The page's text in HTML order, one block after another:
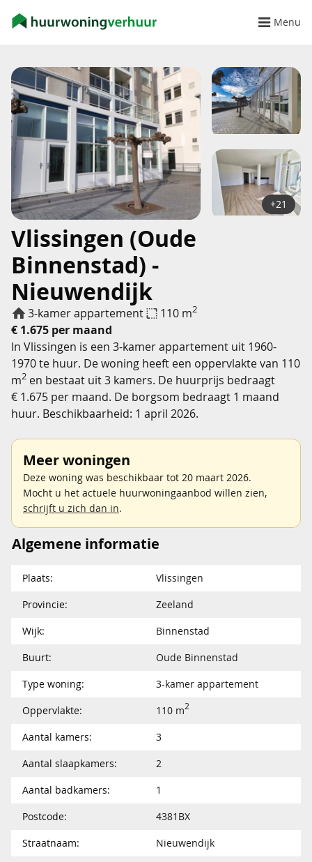
Menu
Vlissingen (Oude
Binnenstad) -
Nieuwendijk
3-kamer appartement 110 m2
€ 1.675 per maand
+21
In Vlissingen is een 3-kamer appartement uit 1960-
1970 te huur. De woning heeft een oppervlakte van 110
m2 en bestaat uit 3 kamers. De huurprijs bedraagt
€ 1.675 per maand. De borgsom bedraagt 1 maand
huur. Beschikbaarheid: 1 april 2026.
Meer woningen
Deze woning was beschikbaar tot 20 maart 2026.
Mocht u het actuele huurwoningaanbod willen zien,
schrijft u zich dan in.
Algemene informatie
Plaats:
Vlissingen
Provincie:
Zeeland
Wijk:
Binnenstad
Buurt:
Oude Binnenstad
Type woning:
3-kamer appartement
Oppervlakte:
110 m2
Aantal kamers:
3
Aantal slaapkamers:
2
Aantal badkamers:
1
Postcode:
4381BX
Straatnaam:
Nieuwendijk